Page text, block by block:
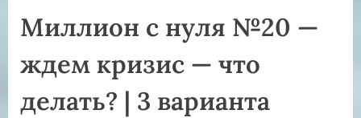
Миллион с нуля №20 —
ждем кризис — что
делать? | 3 варианта